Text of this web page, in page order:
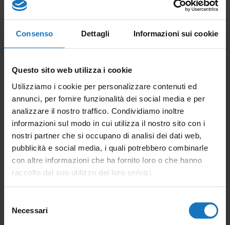
Consenso Dettagli Informazioni sui cookie
Questo sito web utilizza i cookie
Utilizziamo i cookie per personalizzare contenuti ed
annunci, per fornire funzionalità dei social media e per
analizzare il nostro traffico. Condividiamo inoltre
informazioni sul modo in cui utilizza il nostro sito con i
nostri partner che si occupano di analisi dei dati web,
pubblicità e social media, i quali potrebbero combinarle
con altre informazioni che ha fornito loro o che hanno
raccolto dal suo utilizzo dei loro servizi.
delNecessari
Datalogger Linux -
Evolution